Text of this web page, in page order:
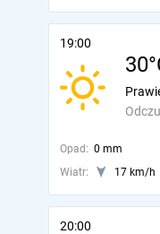
19:00
Opad: 0 mm
Wiatr:
17 km/h
20:00